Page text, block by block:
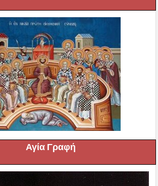
Αγία Γραφή